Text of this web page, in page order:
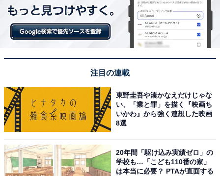
注目の連載
東野圭吾や湊かなえだけじゃな
い、「業と罪」を描く『映画ち
いかわ』から強く連想した映画
8選
20年間「駆け込み実績ゼロ」の
学校も…「こども110番の家」
は本当に必要？ PTAが直面する